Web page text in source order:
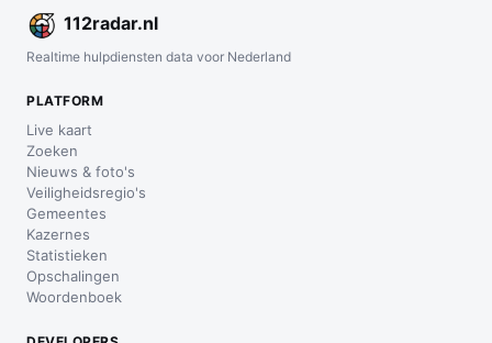
112radar.nl
Realtime hulpdiensten data voor Nederland
PLATFORM
Live kaart
Zoeken
Nieuws & foto's
Veiligheidsregio's
Gemeentes
Kazernes
Statistieken
Opschalingen
Woordenboek